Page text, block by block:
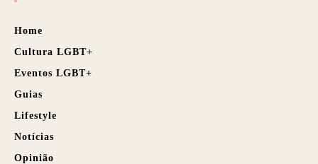
Home
Cultura LGBT+
Eventos LGBT+
Guias
Lifestyle
Notícias
Opinião